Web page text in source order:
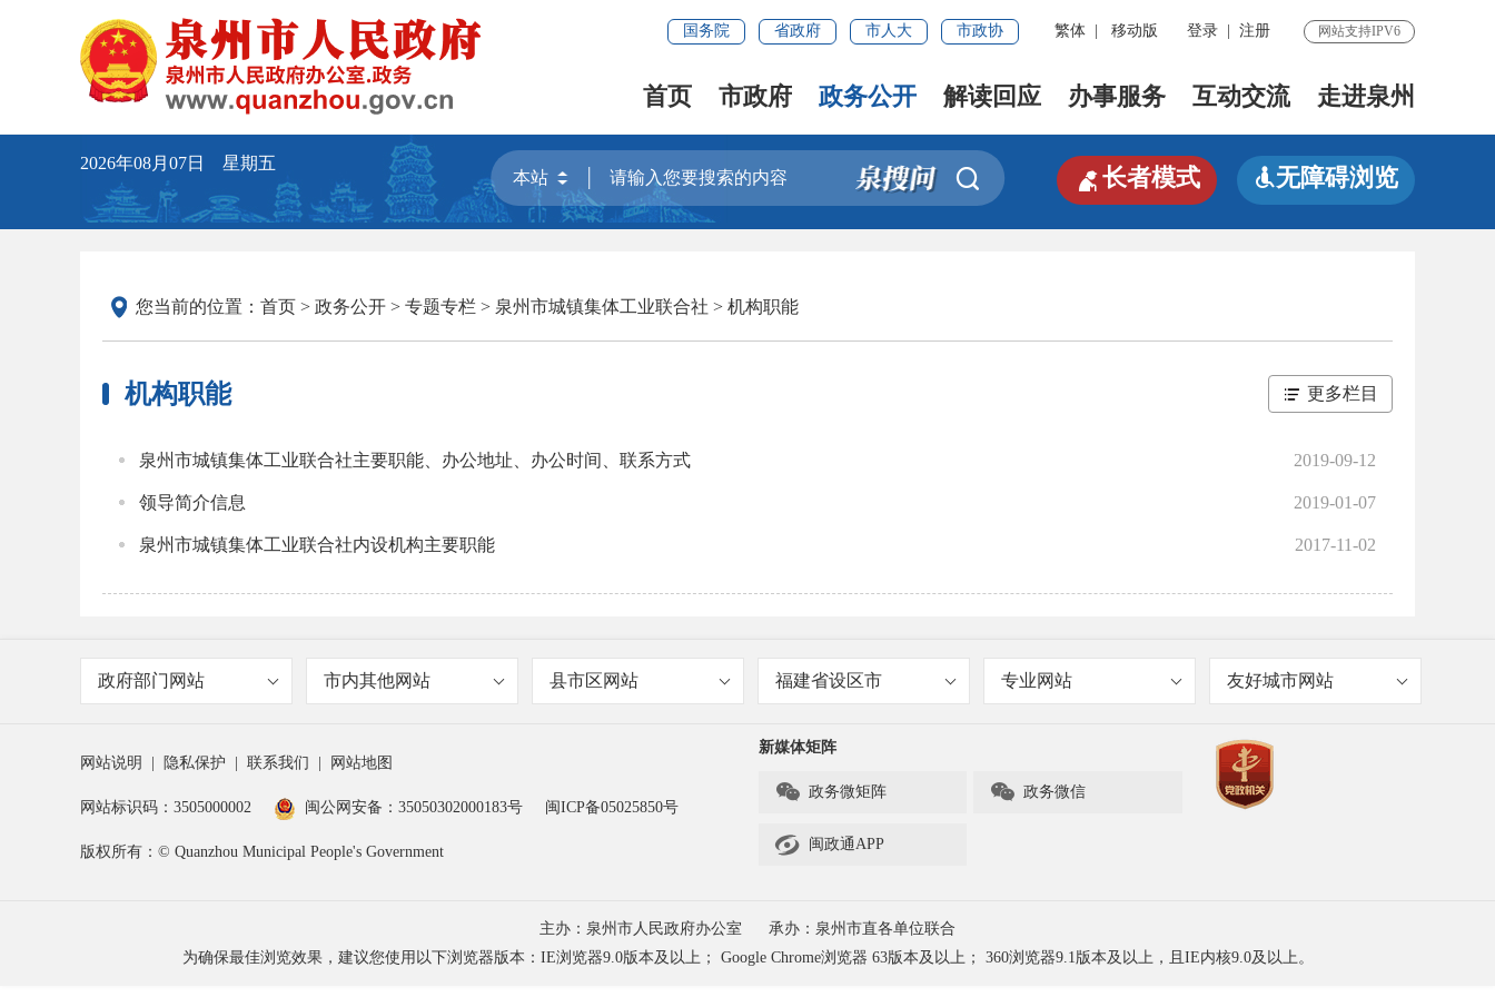
国务院 省政府 市人大 市政协 繁体 移动版 登录 注册 网站支持IPV6
首页 市政府 政务公开 解读回应 办事服务 互动交流 走进泉州
2026年08月07日 星期五
 长者模式 无障碍浏览
您当前的位置： 首页 > 政务公开 > 专题专栏 > 泉州市城镇集体工业联合社 > 机构职能
机构职能 更多栏目
2019-09-12
泉州市城镇集体工业联合社主要职能、办公地址、办公时间、联系方式
2019-01-07
领导简介信息
2017-11-02
泉州市城镇集体工业联合社内设机构主要职能
政府部门网站 市内其他网站 县市区网站 福建省设区市 专业网站 友好城市网站
网站说明 隐私保护 联系我们 网站地图
网站标识码：3505000002 闽公网安备：35050302000183号 闽ICP备05025850号
版权所有：© Quanzhou Municipal People's Government
新媒体矩阵
 政务微矩阵  政务微信
 闽政通APP
主办：泉州市人民政府办公室
承办：泉州市直各单位联合
为确保最佳浏览效果，建议您使用以下浏览器版本：IE浏览器9.0版本及以上； Google Chrome浏览器 63版本及以上； 360浏览器9.1版本及以上，且IE内核9.0及以上。